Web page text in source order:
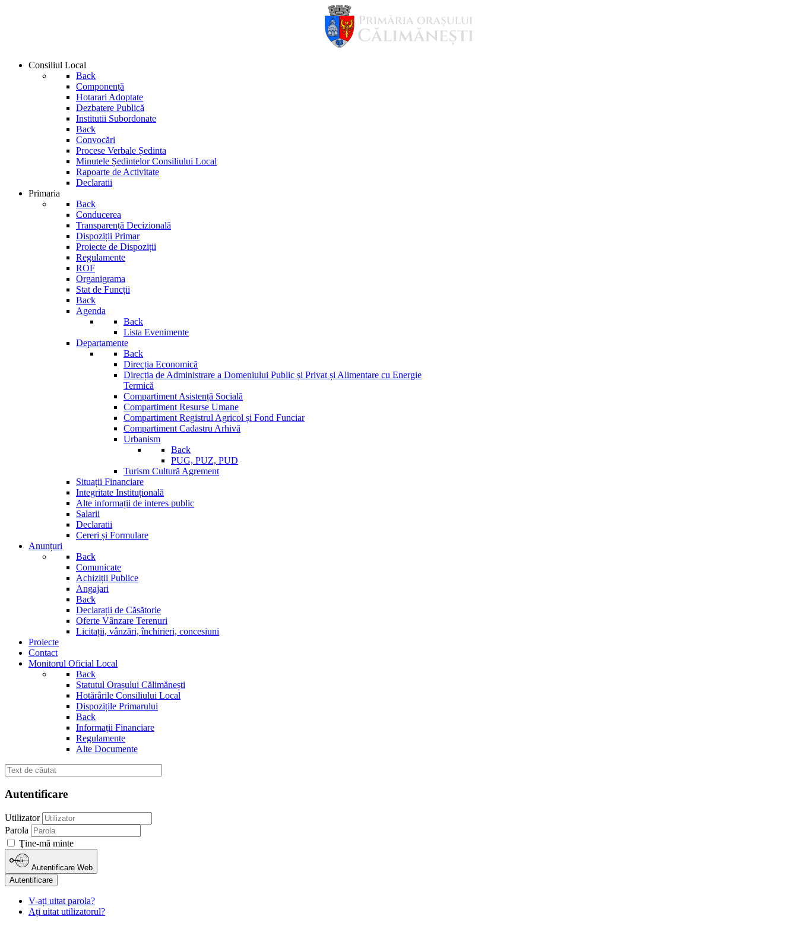
Consiliul Local
Back
Componență
Hotarari Adoptate
Dezbatere Publică
Institutii Subordonate
Back
Convocări
Procese Verbale Ședinta
Minutele Ședintelor Consiliului Local
Rapoarte de Activitate
Declaratii
Primaria
Back
Conducerea
Transparență Decizională
Dispoziții Primar
Proiecte de Dispoziții
Regulamente
ROF
Organigrama
Stat de Funcții
Back
Agenda
Back
Lista Evenimente
Departamente
Back
Direcția Economică
Direcția de Administrare a Domeniului Public și Privat și Alimentare cu Energie
Termică
Compartiment Asistență Socială
Compartiment Resurse Umane
Compartiment Registrul Agricol și Fond Funciar
Compartiment Cadastru Arhivă
Urbanism
Back
PUG, PUZ, PUD
Turism Cultură Agrement
Situații Financiare
Integritate Instituțională
Alte informații de interes public
Salarii
Declaratii
Cereri și Formulare
Anunțuri
Back
Comunicate
Achiziții Publice
Angajari
Back
Declarații de Căsătorie
Oferte Vânzare Terenuri
Licitații, vânzări, închirieri, concesiuni
Proiecte
Contact
Monitorul Oficial Local
Back
Statutul Orașului Călimănești
Hotărârile Consiliului Local
Dispozițile Primarului
Back
Informații Financiare
Regulamente
Alte Documente
Autentificare
Utilizator
Parola
Ţine-mă minte
Autentificare Web
Autentificare
V-ați uitat parola?
Ați uitat utilizatorul?